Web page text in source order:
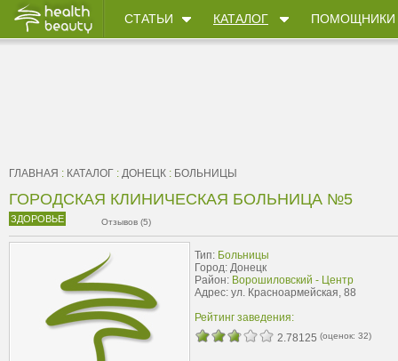
СТАТЬИ КАТАЛОГ ПОМОЩНИКИ
ГЛАВНАЯ : КАТАЛОГ : ДОНЕЦК : БОЛЬНИЦЫ
ГОРОДСКАЯ КЛИНИЧЕСКАЯ БОЛЬНИЦА №5
ЗДОРОВЬЕ Отзывов (5)
Тип: Больницы
Город: Донецк
Район: Ворошиловский - Центр
Адрес: ул. Красноармейская, 88
Рейтинг заведения:
2.78125 (оценок: 32)